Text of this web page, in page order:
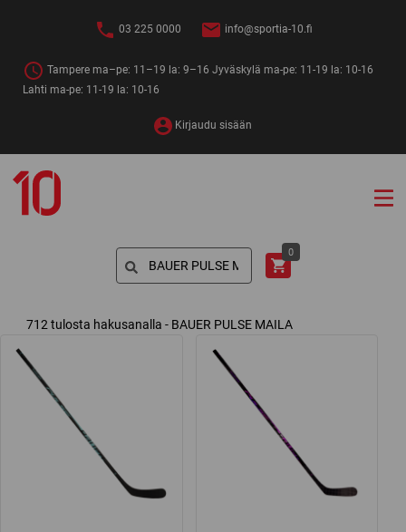
03 225 0000 info@sportia-10.fi
Tampere ma–pe: 11–19 la: 9–16 Jyväskylä ma-pe: 11-19 la: 10-16
Lahti ma-pe: 11-19 la: 10-16
Kirjaudu sisään
10
Search
0
712 tulosta hakusanalla - BAUER PULSE MAILA